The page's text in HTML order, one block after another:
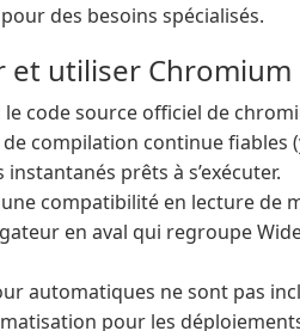
des besoins spécialisés.
et utiliser Chromium
le code source officiel de
compilation continue fiables
prêts à s’exécuter.
compatibilité en lecture de
en aval qui regroupe
automatiques ne sont pas
pour les